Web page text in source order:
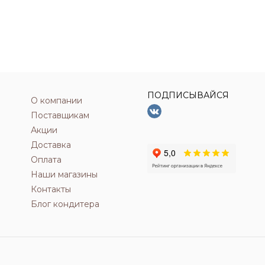
О компании
Поставщикам
Акции
Доставка
Оплата
Наши магазины
Контакты
Блог кондитера
ПОДПИСЫВАЙСЯ